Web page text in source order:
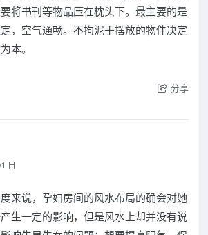
将书刊等物品压在枕头下。最主要的是
，空气通畅。不拘泥于摆放的物件决定
本。
分享
日
来说，孕妇房间的风水布局的确会对她
生一定的影响，但是风水上却并没有说